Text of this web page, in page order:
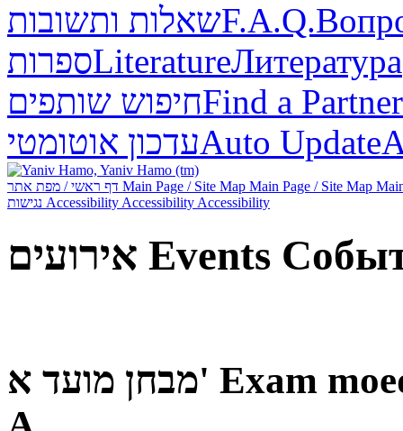
שאלות ותשובותF.A.Q.
ספרותLiteratureЛитература
חיפוש שותפיםFind a Partner
עדכון אוטומטיAuto Update
Main Page / Site Map Main Page / Site Map
Accessibility Accessibility Accessibility
אירועים Events
מבחן מועד א' Exam